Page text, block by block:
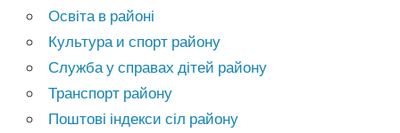
Освіта в районі
Культура и спорт району
Служба у справах дітей району
Транспорт району
Поштові індекси сіл району